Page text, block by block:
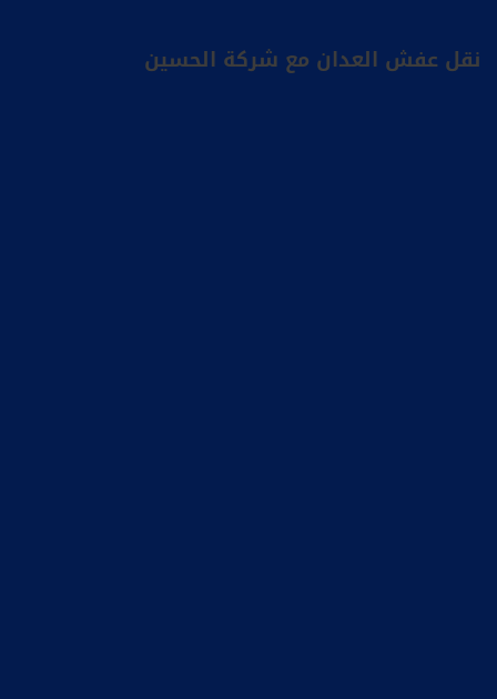
نقل عفش العدان مع شركة الحسين